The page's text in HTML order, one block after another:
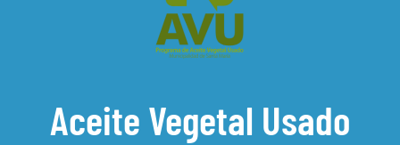
Aceite Vegetal Usado